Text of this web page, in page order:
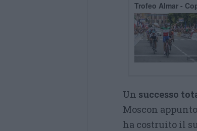
Trofeo Almar -
Un successo
Moscon
ha costruito il